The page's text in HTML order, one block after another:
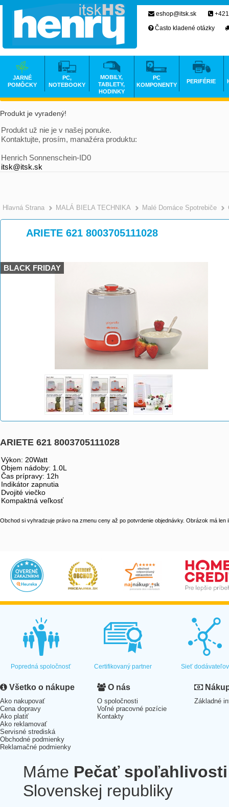
Produkt je vyradený!
Produkt už nie je v našej ponuke.
Kontaktujte, prosím, manažéra produktu:
Henrich Sonnenschein-ID0
itsk@itsk.sk
Hlavná Strana >
MALÁ BIELA TECHNIKA >
Malé Domáce Spotrebiče
ARIETE 621 8003705111028
BLACK FRIDAY
ARIETE 621 8003705111028
Výkon: 20Watt
Objem nádoby: 1.0L
Čas prípravy: 12h
Indikátor zapnutia
Dvojité viečko
Kompaktná veľkosť
Obchod si vyhradzuje právo na zmenu ceny až po potvrdenie objednávky. Obrázok má len
eshop@itsk.sk
Často kladené otázky
JARNÉ
POMÔCKY
PC,
NOTEBOOKY
MOBILY,
TABLETY,
HODINKY
PC
KOMPONENTY
PERIFÉRIE
Popredná spoločnosť Certifikovaný partner Sieť dodávateľov
Všetko o nákupe
Ako nakupovať
Cena dopravy
Ako platiť
Ako reklamovať
Servisné strediská
Obchodné podmienky
Reklamačné podmienky
O nás
O spoločnosti
Voľné pracovné pozície
Kontakty
Základné
Máme Pečať spoľahlivosti
Slovenskej republiky